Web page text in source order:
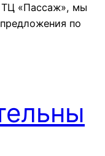
ТЦ «Пассаж», мы
по